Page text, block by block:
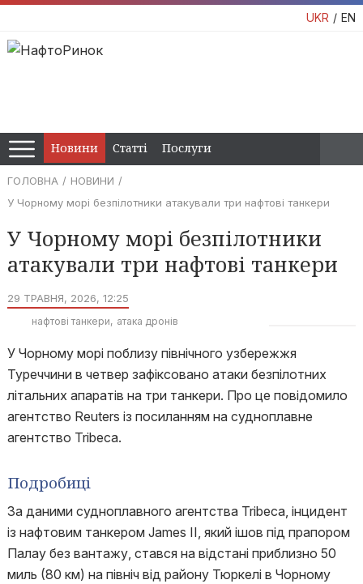
UKR EN
Новини Статті Послуги
ГОЛОВНА
НОВИНИ
У Чорному морі безпілотники атакували три нафтові танкери
У Чорному морі безпілотники
атакували три нафтові танкери
29 ТРАВНЯ, 2026, 12:25
нафтові танкери атака дронів
У Чорному морі поблизу північного узбережжя
Туреччини в четвер зафіксовано атаки безпілотних
літальних апаратів на три танкери. Про це повідомило
агентство Reuters із посиланням на судноплавне
агентство Tribeca.
Подробиці
За даними судноплавного агентства Tribeca, інцидент
із нафтовим танкером James II, який ішов під прапором
Палау без вантажу, стався на відстані приблизно 50
миль (80 км) на північ від району Тюркелі в Чорному